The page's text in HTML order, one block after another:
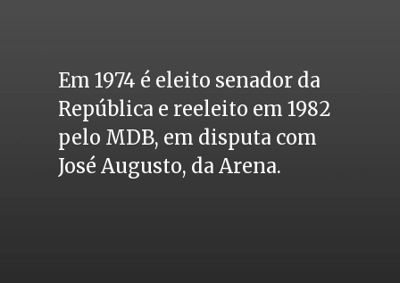
Em 1974 é eleito senador da
República e reeleito em 1982
pelo MDB, em disputa com
José Augusto, da Arena.